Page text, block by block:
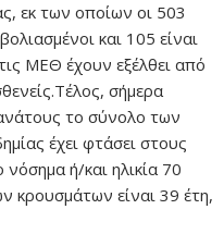
εκ των οποίων οι 503
και 105 είναι
ΜΕΘ έχουν εξέλθει από
σήμερα
το σύνολο των
έχει φτάσει στους
ή/και ηλικία 70
κρουσμάτων είναι 39 έτη,